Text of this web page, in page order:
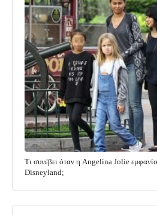
Τι συνέβει όταν η Angelina Jolie
Disneyland;